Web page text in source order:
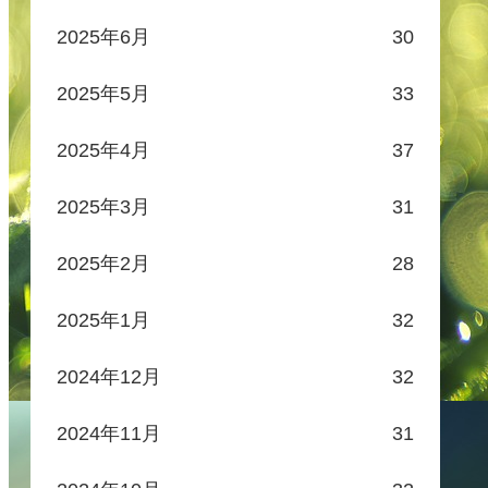
2025年6月 30
2025年5月 33
2025年4月 37
2025年3月 31
2025年2月 28
2025年1月 32
2024年12月 32
2024年11月 31